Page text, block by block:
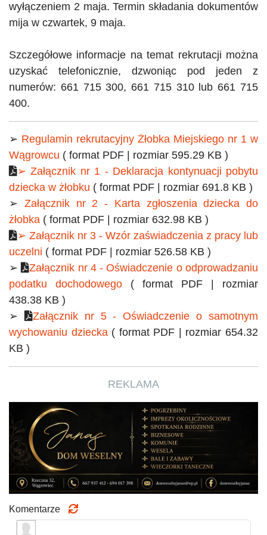
wyłączeniem 2 maja. Termin składania dokumentów
mija w czwartek, 9 maja.
Szczegółowe informacje na temat rekrutacji można
uzyskać telefonicznie, dzwoniąc pod jeden z
numerów: 661 715 300, 661 715 310 lub 661 715
400.
➢ Regulamin rekrutacyjny Żłobka Miejskiego nr 1 w
Wągrowcu ( format PDF | rozmiar 595.29 KB )
➢ Załącznik nr 1 - Deklaracja kontynuacji pobytu
dziecka w żłobku ( format PDF | rozmiar 691.8 KB )
➢ Załącznik nr 2 - Karta zgłoszenia dziecka do
żłobka ( format PDF | rozmiar 632.98 KB )
➢ Załącznik nr 3 - Wzór zaświadczenia z pracy lub
uczelni ( format PDF | rozmiar 526.58 KB )
➢
Załącznik nr 4 - Oświadczenie o odprowadzaniu
podatku dochodowego
( format PDF | rozmiar
438.38 KB )
➢
Załącznik nr 5 - Oświadczenie o samotnym
wychowaniu dziecka ( format PDF | rozmiar 654.32
KB )
REKLAMA
Komentarze